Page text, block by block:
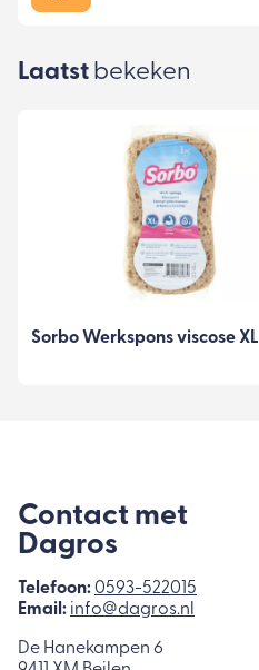
Laatst bekeken
Sorbo Werkspons viscose XL
Contact met
Dagros
Telefoon:0593-522015
Email: info@dagros.nl
De Hanekampen 6